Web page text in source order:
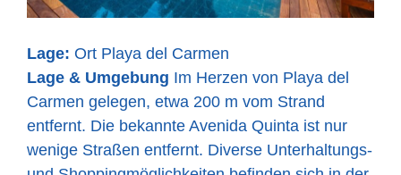
Lage: Ort Playa del Carmen
Lage & Umgebung Im Herzen von Playa del
Carmen gelegen, etwa 200 m vom Strand
entfernt. Die bekannte Avenida Quinta ist nur
wenige Straßen entfernt. Diverse Unterhaltungs-